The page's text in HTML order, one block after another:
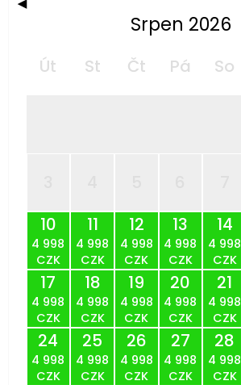
◀
Srpen 2026
Út St Čt Pá So
10
4 998
CZK
11
4 998
CZK
12
4 998
CZK
13
4 998
CZK
14
4 998
CZK
17
4 998
CZK
18
4 998
CZK
19
4 998
CZK
20
4 998
CZK
21
4 998
CZK
24
4 998
CZK
25
4 998
CZK
26
4 998
CZK
27
4 998
CZK
28
4 998
CZK